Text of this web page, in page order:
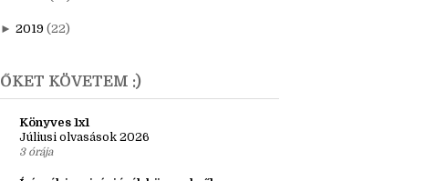
► 2021 (7)
►2019 (22)
ŐKET KÖVETEM :)